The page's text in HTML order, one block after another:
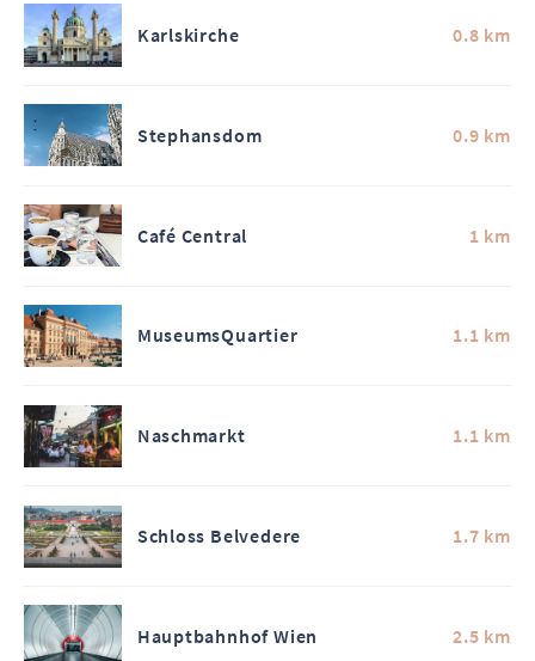
Karlskirche 0.8 km
Stephansdom 0.9 km
Café Central 1 km
MuseumsQuartier 1.1 km
Naschmarkt 1.1 km
Schloss Belvedere 1.7 km
Hauptbahnhof Wien 2.5 km